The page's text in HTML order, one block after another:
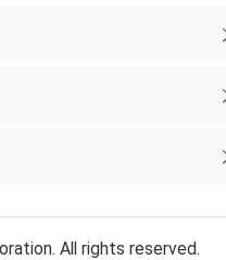
All rights reserved.